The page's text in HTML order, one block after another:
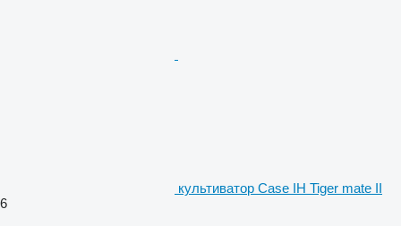
культиватор Case IH Tiger mate II
6